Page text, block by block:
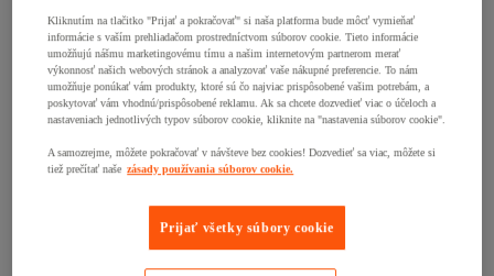
Kliknutím na tlačitko "Prijať a pokračovať" si naša platforma bude môcť vymieňať
informácie s vaším prehliadačom prostredníctvom súborov cookie. Tieto informácie
umožňujú nášmu marketingovému tímu a našim internetovým partnerom merať
výkonnosť našich webových stránok a analyzovať vaše nákupné preferencie. To nám
umožňuje ponúkať vám produkty, ktoré sú čo najviac prispôsobené vašim potrebám, a
poskytovať vám vhodnú/prispôsobené reklamu. Ak sa chcete dozvedieť viac o účeloch a
nastaveniach jednotlivých typov súborov cookie, kliknite na "nastavenia súborov cookie".
A samozrejme, môžete pokračovať v návšteve bez cookies! Dozvedieť sa viac, môžete si
tiež prečítať naše zásady používania súborov cookie.
Prijať všetky súbory cookie